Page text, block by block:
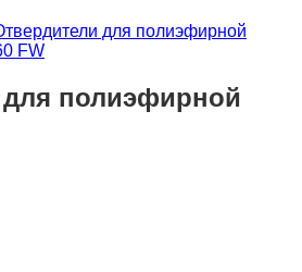
для полиэфирной
FW
полиэфирной